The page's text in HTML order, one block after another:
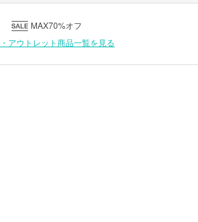
MAX70%オフ
アウトレット商品一覧を見る